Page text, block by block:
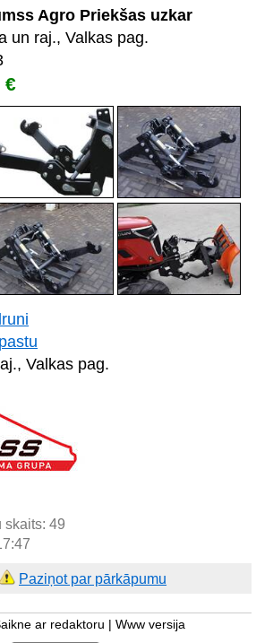
Agro Priekšas uzkar
un raj., Valkas pag.
€
Valkas pag.
skaits: 49
Paziņot par pārkāpumu
ar redaktoru Www versija